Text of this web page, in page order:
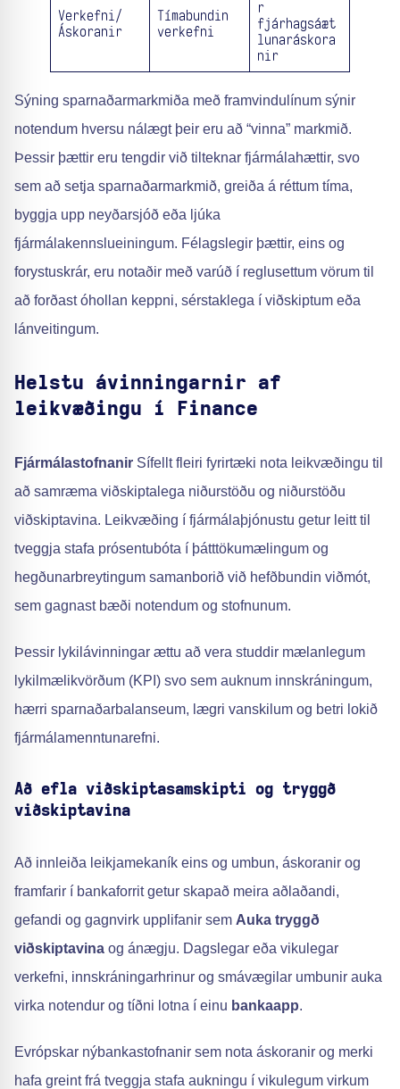
Verkefni/
Áskoranir
Tímabundin
verkefni
r
fjárhagsáæt
lunaráskora
nir
Sýning sparnaðarmarkmiða með framvindulínum sýnir
notendum hversu nálægt þeir eru að “vinna” markmið.
Þessir þættir eru tengdir við tilteknar fjármálahættir, svo
sem að setja sparnaðarmarkmið, greiða á réttum tíma,
byggja upp neyðarsjóð eða ljúka
fjármálakennslueiningum. Félagslegir þættir, eins og
forystuskrár, eru notaðir með varúð í reglusettum vörum til
að forðast óhollan keppni, sérstaklega í viðskiptum eða
lánveitingum.
Helstu ávinningarnir af
leikvæðingu í Finance
Fjármálastofnanir Sífellt fleiri fyrirtæki nota leikvæðingu til
að samræma viðskiptalega niðurstöðu og niðurstöðu
viðskiptavina. Leikvæðing í fjármálaþjónustu getur leitt til
tveggja stafa prósentubóta í þátttökumælingum og
hegðunarbreytingum samanborið við hefðbundin viðmót,
sem gagnast bæði notendum og stofnunum.
Þessir lykilávinningar ættu að vera studdir mælanlegum
lykilmælikvörðum (KPI) svo sem auknum innskráningum,
hærri sparnaðarbalanseum, lægri vanskilum og betri lokið
fjármálamenntunarefni.
Að efla viðskiptasamskipti og tryggð
viðskiptavina
Að innleiða leikjamekaník eins og umbun, áskoranir og
framfarir í bankaforrit getur skapað meira aðlaðandi,
gefandi og gagnvirk upplifanir sem Auka tryggð
viðskiptavina og ánægju. Dagslegar eða vikulegar
verkefni, innskráningarhrinur og smávægilar umbunir auka
virka notendur og tíðni lotna í einu bankaapp.
Evrópskar nýbankastofnanir sem nota áskoranir og merki
hafa greint frá tveggja stafa aukningu í vikulegum virkum